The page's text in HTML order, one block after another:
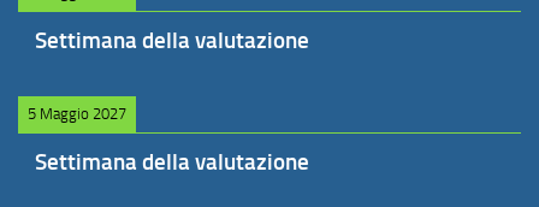
Settimana della valutazione
5 Maggio 2027
Settimana della valutazione